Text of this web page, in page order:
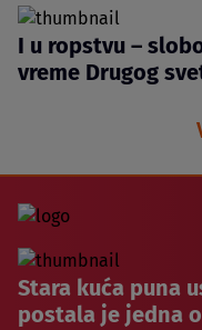
I u ropstvu –
vreme Drugog
Stara kuća puna
postala je jedna